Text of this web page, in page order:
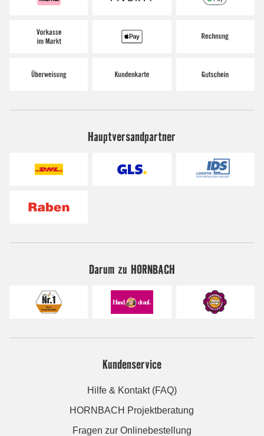
Hauptversandpartner
Darum zu HORNBACH
Kundenservice
Hilfe & Kontakt (FAQ)
HORNBACH Projektberatung
Fragen zur Onlinebestellung